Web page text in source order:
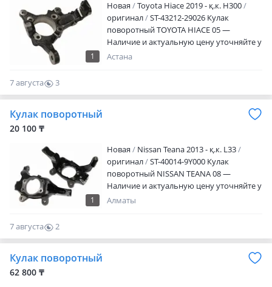
1
Новая
Toyota Hiace 2019 - қ.к. H300
оригинал
ST-43212-29026 Кулак
поворотный TOYOTA HIACE 05 —
Наличие и актуальную цену уточняйте у
менеджера
Астана
7 августа
3
0
Кулак поворотный
20 100 ₸
1
Новая
Nissan Teana 2013 - қ.к. L33
оригинал
ST-40014-9Y000 Кулак
поворотный NISSAN TEANA 08 —
Наличие и актуальную цену уточняйте у
менеджера
Алматы
7 августа
2
0
Кулак поворотный
62 800 ₸